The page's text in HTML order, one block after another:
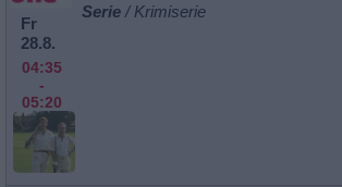
Fr
28.8.
04:35
-
05:20
Serie / Krimiserie